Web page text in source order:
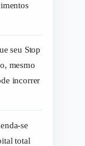
seu Stop
mesmo
incorrer
se
total